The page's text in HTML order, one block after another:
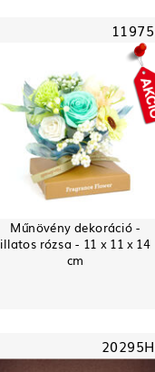
11975
Műnövény dekoráció -
illatos rózsa - 11 x 11 x 14
cm
20295H